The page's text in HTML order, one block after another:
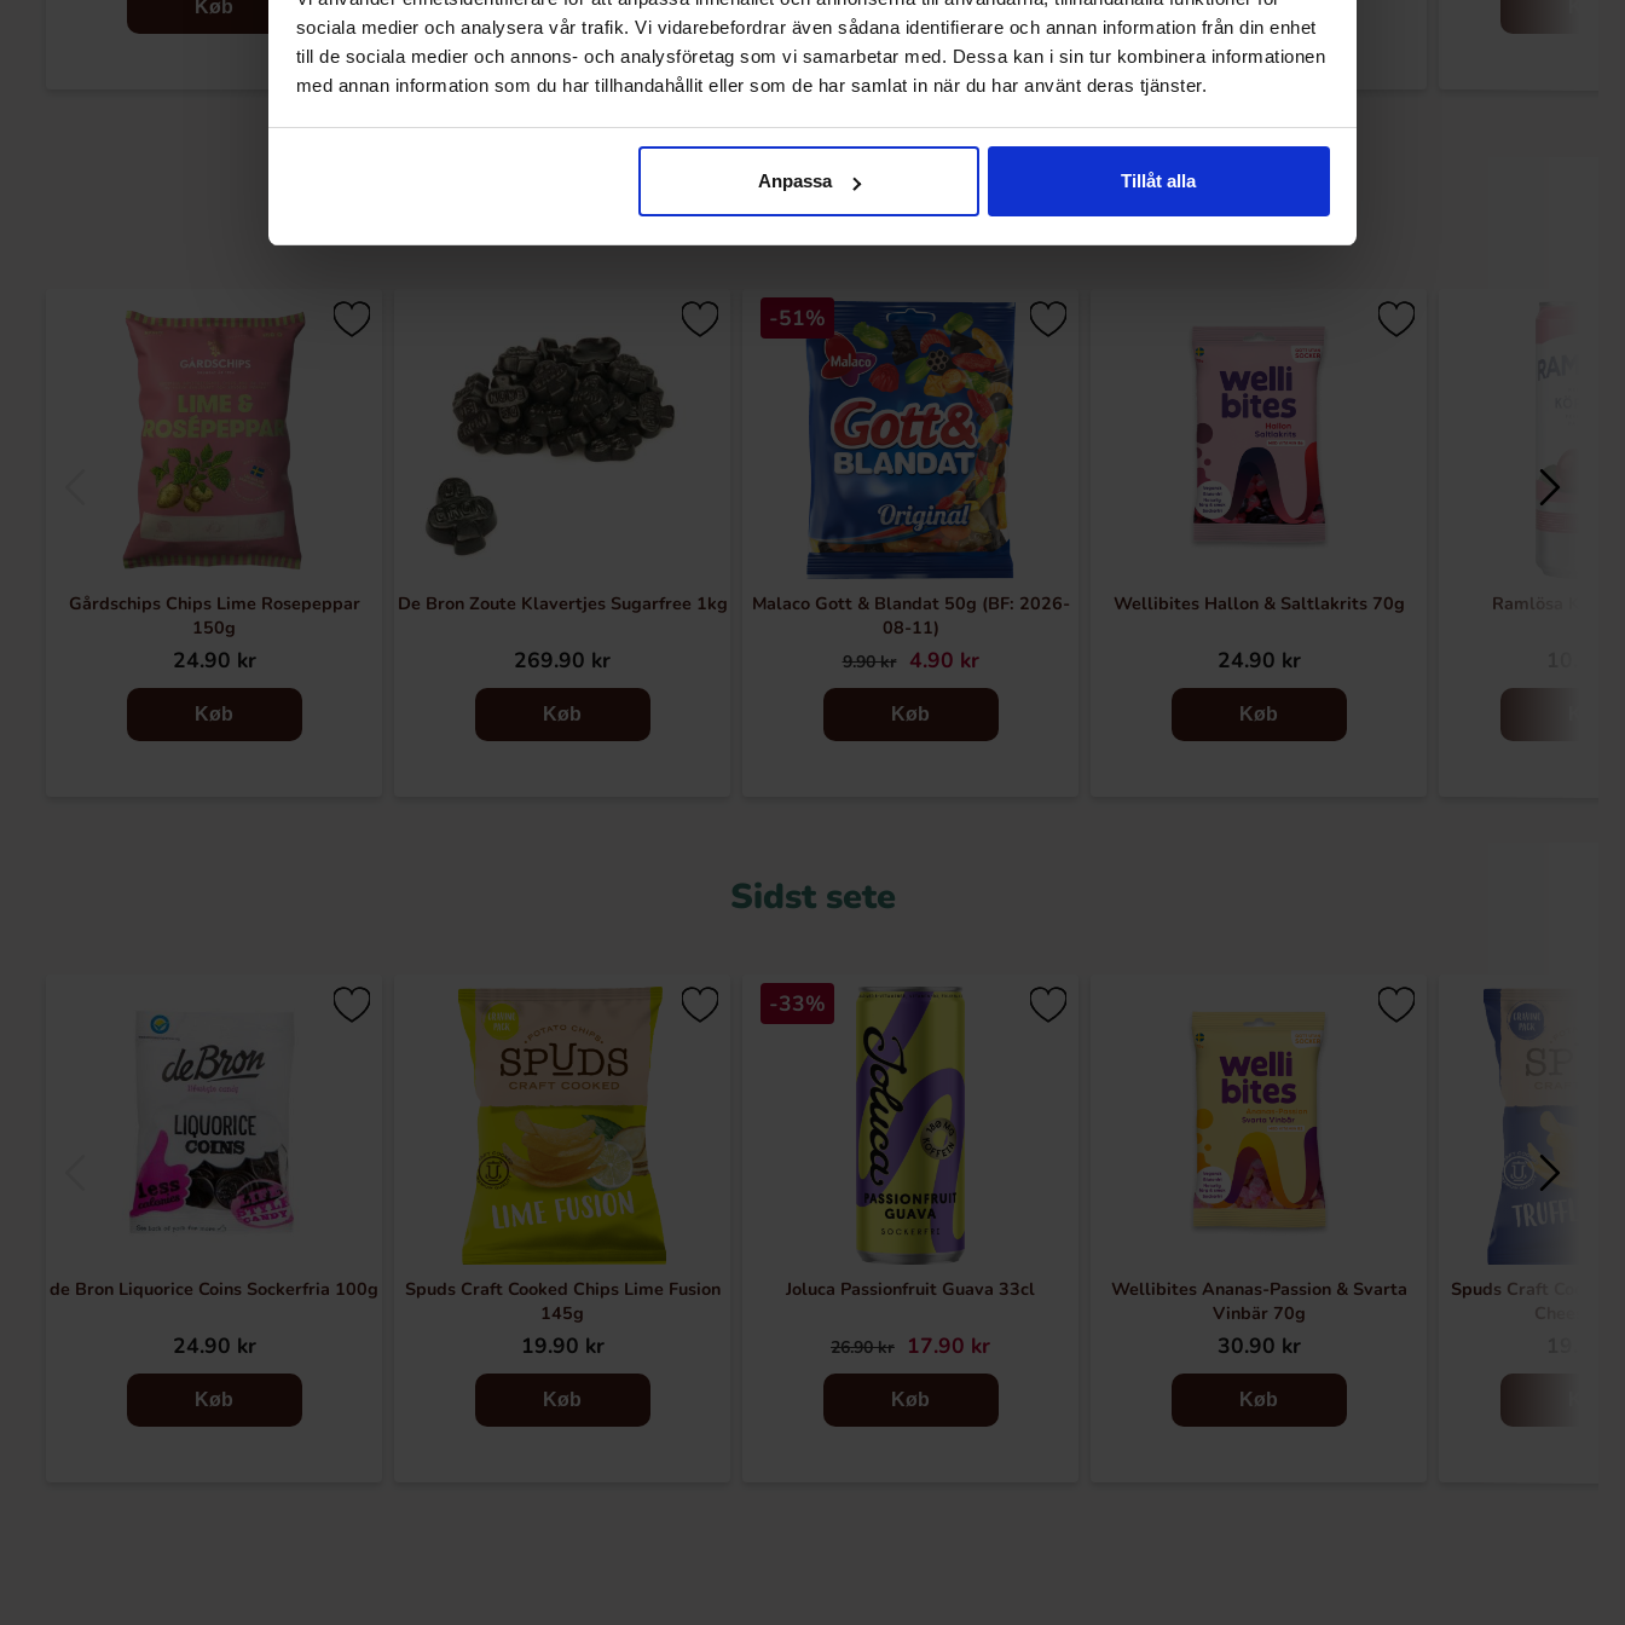
sociala medier och analysera vår trafik. Vi vidarebefordrar även sådana identifierare och annan information från din enhet
till de sociala medier och annons- och analysföretag som vi samarbetar med. Dessa kan i sin tur kombinera informationen
med annan information som du har tillhandahållit eller som de har samlat in när du har använt deras tjänster.
Anpassa Tillåt alla
Køb Køb Køb Køb
Andre kunne lide
Gårdschips Chips Lime Rosepeppar
150g
24.90 kr
Køb
De Bron Zoute Klavertjes Sugarfree 1kg
269.90 kr
Køb
-51%
Malaco Gott & Blandat 50g (BF: 2026-
08-11)
9.90 kr 4.90 kr
Køb
Wellibites Hallon & Saltlakrits 70g
24.90 kr
Køb
Ramlösa
Sidst sete
de Bron Liquorice Coins Sockerfria 100g
24.90 kr
Køb
Spuds Craft Cooked Chips Lime Fusion
145g
19.90 kr
Køb
-33%
Joluca Passionfruit Guava 33cl
26.90 kr 17.90 kr
Køb
Wellibites Ananas-Passion & Svarta
Vinbär 70g
30.90 kr
Køb
Spuds Craft Cooked
Cheese